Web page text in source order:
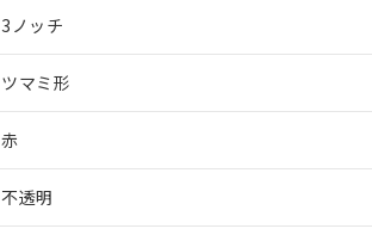
3ノッチ
ツマミ形
赤
不透明